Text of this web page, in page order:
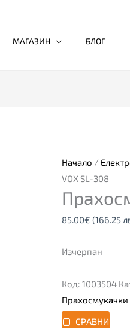
МАГАЗИН БЛОГ
Начало /
VOX SL-308
85.00€ (166.25
Изчерпан
Код: 1003504
Прахосмукачки
СРАВНИ